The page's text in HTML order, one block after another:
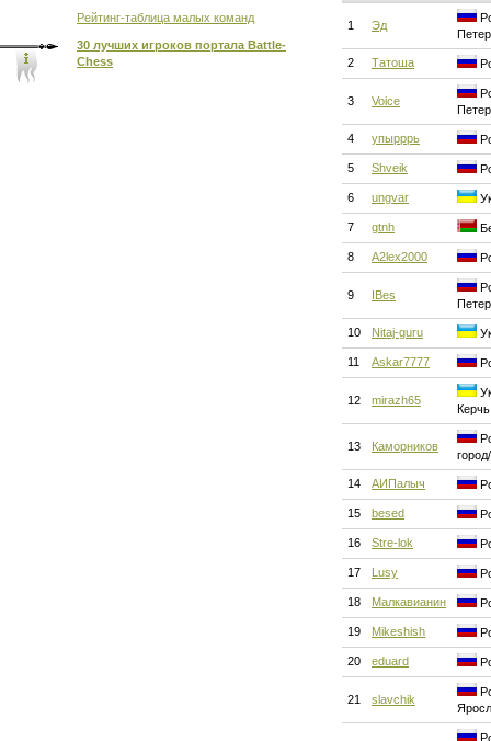
Рейтинг-таблица малых команд
30 лучших игроков портала Battle-
Chess
1 Эд
2 Татоша
3 Voice
4 упырррь
5 Shveik
6 ungvar
7 gtnh
8 A2lex2000
9 IBes
10 Nitaj-guru
11 Askar7777
12 mirazh65
Керчь
13 Каморников
14 АИПалыч
15 besed
16 Stre-lok
17 Lusy
18 Малкавианин
19 Mikeshish
20 eduard
21 slavchik